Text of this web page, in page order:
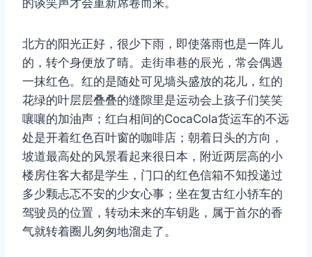
的谈笑声才会重新席卷而来。
北方的阳光正好，很少下雨，即使落雨也是一阵儿
的，转个身便放了晴。走街串巷的辰光，常会偶遇
一抹红色。红的是随处可见墙头盛放的花儿，红的
花绿的叶层层叠叠的缝隙里是运动会上孩子们笑笑
嚷嚷的加油声；红白相间的CocaCola货运车的不远
处是开着红色百叶窗的咖啡店；朝着日头的方向，
坡道最高处的风景看起来很日本，附近两层高的小
楼房住客大都是学生，门口的红色信箱不知投递过
多少颗忐忑不安的少女心事；坐在复古红小轿车的
驾驶员的位置，转动未来的车钥匙，属于首尔的香
气就转着圈儿匆匆地溜走了。
取消 搜索